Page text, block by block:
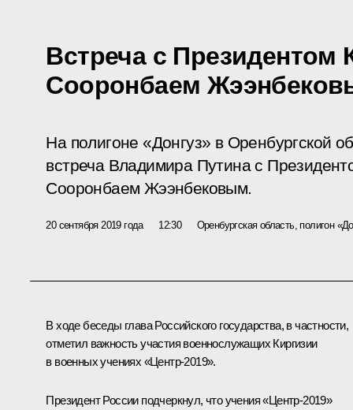
Встреча с Президентом
Сооронбаем
На полигоне «Донгуз» в Оренбургской
встреча Владимира Путина с
Сооронбаем Жээнбековым.
20 сентября 2019 года 12:30 Оренбургская область, полигон
В ходе беседы глава Российского государства, в частности,
отметил важность участия военнослужащих Киргизии
в военных учениях «Центр-2019».
Президент России подчеркнул, что учения «Центр-2019»